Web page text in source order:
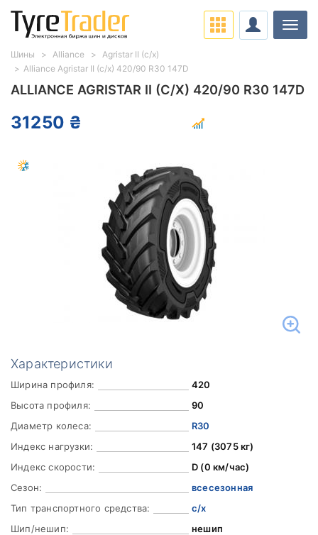
ALLIANCE AGRISTAR II (С/Х) 420/90 R30 147D
31250 ₴
Характеристики
Ширина профиля:
420
Высота профиля:
90
Диаметр колеса:
R30
Индекс нагрузки:
147 (3075 кг)
Индекс скорости:
D (0 км/час)
Сезон:
всесезонная
Тип транспортного средства:
с/х
Шип/нешип:
нешип
Шины Alliance
Agristar II (с/х)
Alliance Agristar II (с/х) 420/90 R30 147D